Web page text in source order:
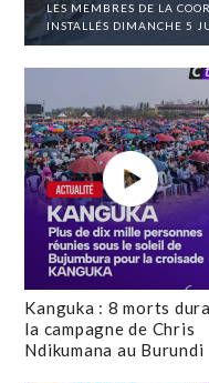
LES MEMBRES DE LA
INSTALLÉS DIMANCHE 5
Kanguka : 8 morts
la campagne de Chris
Ndikumana au Burundi